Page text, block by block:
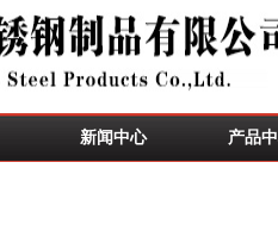
新闻中心 产品